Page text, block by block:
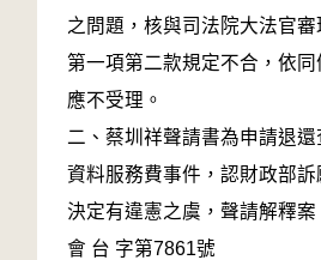
之問題，核與司法院大法官
第一項第二款規定不合，依同
應不受理。
二、蔡圳祥聲請書為申請退
資料服務費事件，認財政部
決定有違憲之虞，聲請解釋案
會 台 字第7861號